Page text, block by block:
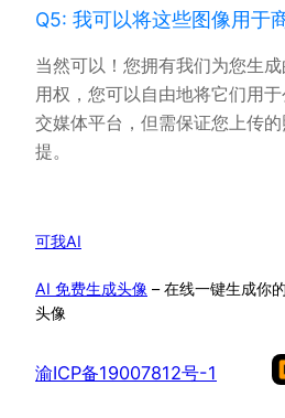
Q5: 我可以将这些图像用于
当然可以！您拥有我们为您生
用权，您可以自由地将它们用
交媒体平台，但需保证您上传
提。
可我AI
AI 免费生成头像 – 在线一键生成你
头像
渝ICP备19007812号-1